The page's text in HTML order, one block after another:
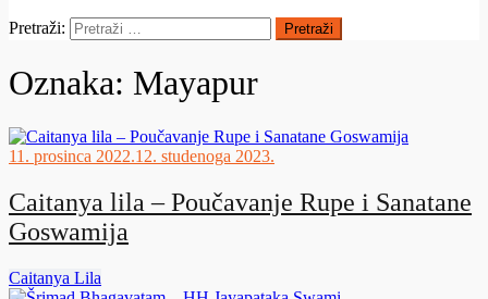
Pretraži:
Oznaka: Mayapur
11. prosinca 2022.12. studenoga 2023.
Caitanya lila – Poučavanje Rupe i Sanatane
Goswamija
Caitanya Lila